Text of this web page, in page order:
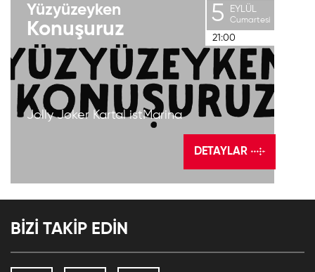
Yüzyüzeyken
Konuşuruz
Jolly Joker Kartal istMarina
5 EYLÜL
Cumartesi
21:00
DETAYLAR
BİZİ TAKİP EDİN